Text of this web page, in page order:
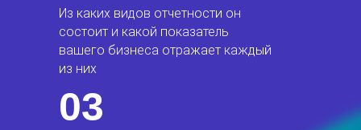
Из каких видов отчетности он
состоит и какой показатель
вашего бизнеса отражает каждый
из них
03